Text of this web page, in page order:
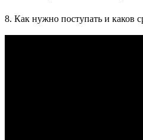
8. Как нужно поступать и каков